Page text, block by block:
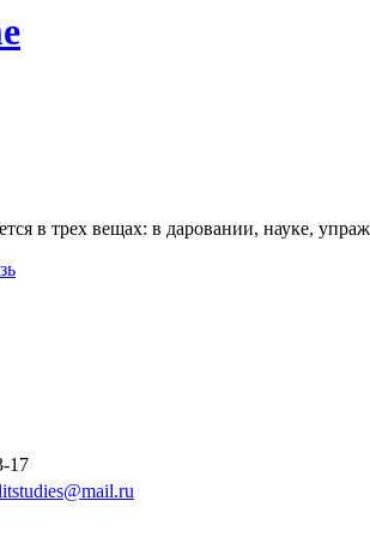
в трех вещах: в даровании, науке,
17